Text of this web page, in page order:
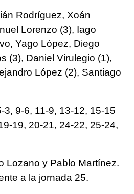
Rodríguez, Xoán
Lorenzo (3), Iago
Yago López, Diego
(3), Daniel Virulegio (1),
López (2), Santiago
3, 9-6, 11-9, 13-12, 15-15
19, 20-21, 24-22, 25-24,
Lozano y Pablo Martínez.
a la jornada 25.